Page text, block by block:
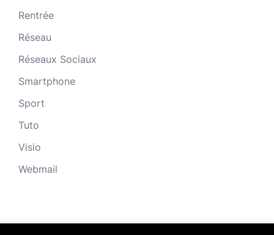
Rentrée
Réseau
Réseaux Sociaux
Smartphone
Sport
Tuto
Visio
Webmail